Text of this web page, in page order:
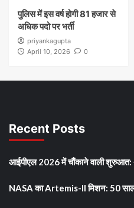
पुलिस में इस वर्ष होगी 81 हजार से
अधिक पदो पर भर्ती
priyankagupta
April 10, 2026
0
Recent Posts
आईपीएल 2026 में चौंकाने वाली शुरुआत:
NASA का Artemis-II मिशन: 50